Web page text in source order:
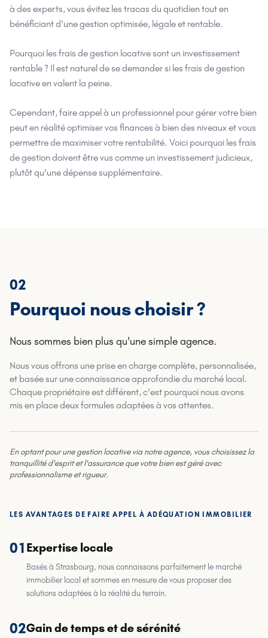
à des experts, vous évitez les tracas du quotidien tout en
bénéficiant d'une gestion optimisée, légale et rentable.
Pourquoi les frais de gestion locative sont un investissement
rentable ? Il est naturel de se demander si les frais de gestion
locative en valent la peine.
Cependant, faire appel à un professionnel pour gérer votre bien
peut en réalité optimiser vos finances à bien des niveaux et vous
permettre de maximiser votre rentabilité. Voici pourquoi les frais
de gestion doivent être vus comme un investissement judicieux,
plutôt qu'une dépense supplémentaire.
02
Pourquoi nous choisir ?
Nous sommes bien plus qu'une simple agence.
Nous vous offrons une prise en charge complète, personnalisée,
et basée sur une connaissance approfondie du marché local.
Chaque propriétaire est différent, c'est pourquoi nous avons
mis en place deux formules adaptées à vos attentes.
En optant pour une gestion locative via notre agence, vous choisissez la
tranquillité d'esprit et l'assurance que votre bien est géré avec
professionnalisme et rigueur.
LES AVANTAGES DE FAIRE APPEL À ADÉQUATION IMMOBILIER
01 Expertise locale
Basés à Strasbourg, nous connaissons parfaitement le marché
immobilier local et sommes en mesure de vous proposer des
solutions adaptées à la réalité du terrain.
02Gain de temps et de sérénité